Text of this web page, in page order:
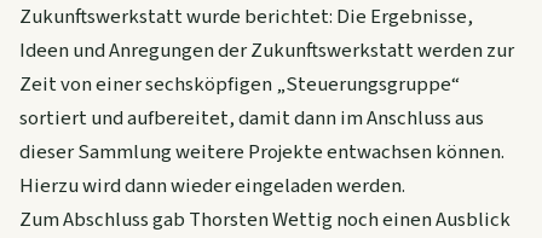
Zukunftswerkstatt wurde berichtet: Die Ergebnisse,
Ideen und Anregungen der Zukunftswerkstatt werden zur
Zeit von einer sechsköpfigen „Steuerungsgruppe“
sortiert und aufbereitet, damit dann im Anschluss aus
dieser Sammlung weitere Projekte entwachsen können.
Hierzu wird dann wieder eingeladen werden.
Zum Abschluss gab Thorsten Wettig noch einen Ausblick